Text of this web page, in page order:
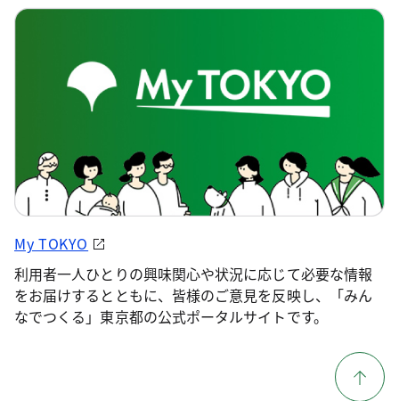
My TOKYO
利用者一人ひとりの興味関心や状況に応じて必要な情報
をお届けするとともに、皆様のご意見を反映し、「みん
なでつくる」東京都の公式ポータルサイトです。